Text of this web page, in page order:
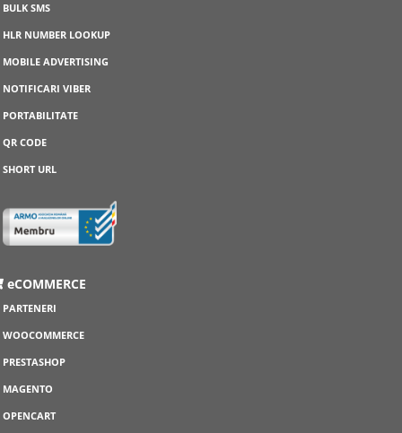
BULK SMS
HLR NUMBER LOOKUP
MOBILE ADVERTISING
NOTIFICARI VIBER
PORTABILITATE
QR CODE
SHORT URL
eCOMMERCE
PARTENERI
WOOCOMMERCE
PRESTASHOP
MAGENTO
OPENCART